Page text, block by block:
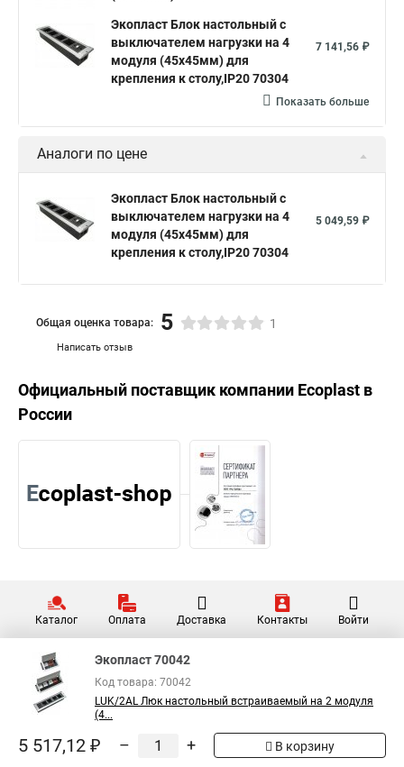
Экопласт Блок настольный с
выключателем нагрузки на 4
модуля (45х45мм) для
крепления к столу,IP20 70304
7 141,56 ₽
Показать больше
Аналоги по цене
Экопласт Блок настольный с
выключателем нагрузки на 4
модуля (45х45мм) для
крепления к столу,IP20 70304
5 049,59 ₽
Написать отзыв
Общая оценка товара: 5 1
Официальный поставщик компании Ecoplast в
России
Каталог Оплата Доставка Контакты Войти
Экопласт 70042
Код товара: 70042
LUK/2AL Люк настольный встраиваемый на 2 модуля
(4...
5 517,12 ₽ – + В корзину